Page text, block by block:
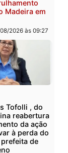
deflagra
contra facção
que atacava
de internet
07/08/2026 às